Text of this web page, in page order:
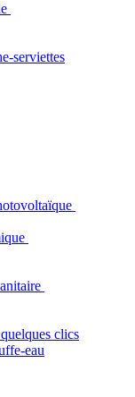
serviettes
clics
eau